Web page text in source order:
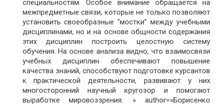
специальностям. Особое внимание обращается на
межпредметные связи, которые не только позволяют
установить своеобразные “мостки” между учебными
дисциплинами, но и на основе общности содержания
этих дисциплин построить целостную систему
обучения. На основе анализа видно, что взаимосвязи
учебных дисциплин обеспечивают повышение
качества знаний, способствуют подготовке курсантов
к практической деятельности, развивают у них
многосторонний научный кругозор и помогают
выработке мировоззрения. » author=»Борисенко